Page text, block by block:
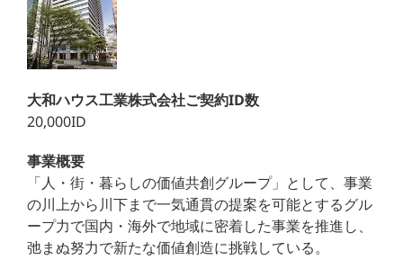
大和ハウス工業株式会社ご契約ID数
20,000ID
事業概要
「人・街・暮らしの価値共創グループ」として、事業
の川上から川下まで一気通貫の提案を可能とするグル
ープ力で国内・海外で地域に密着した事業を推進し、
弛まぬ努力で新たな価値創造に挑戦している。